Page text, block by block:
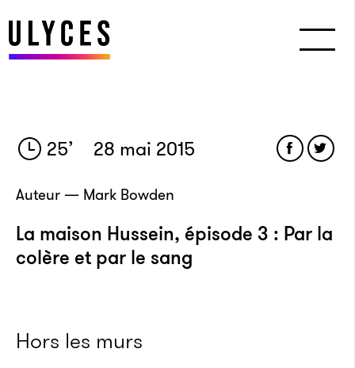
25’ 28 mai 2015
Auteur — Mark Bowden
La maison Hussein, épisode 3 : Par la
colère et par le sang
Hors les murs